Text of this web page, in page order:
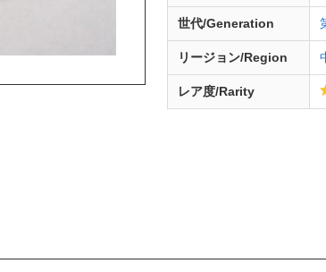
世代/Generation
リージョン/Region
レア度/Rarity